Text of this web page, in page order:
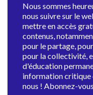
Nous sommes
nous suivre sur le
mettre en accès
contenus,
pour le partage,
pour la collectivité,
d'éducation
information critique
nous ! Abonnez-